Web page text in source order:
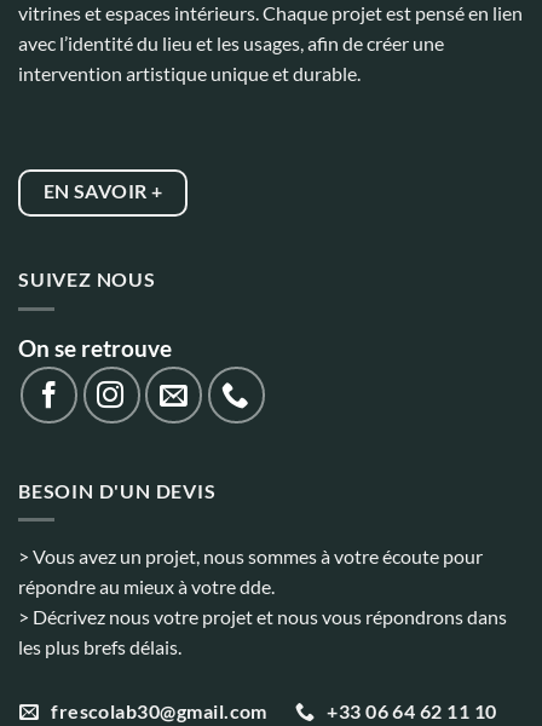
vitrines et espaces intérieurs. Chaque projet est pensé en lien
avec l’identité du lieu et les usages, afin de créer une
intervention artistique unique et durable.
EN SAVOIR +
SUIVEZ NOUS
On se retrouve
BESOIN D'UN DEVIS
> Vous avez un projet, nous sommes à votre écoute pour
répondre au mieux à votre dde.
> Décrivez nous votre projet et nous vous répondrons dans
les plus brefs délais.
frescolab30@gmail.com +33 06 64 62 11 10